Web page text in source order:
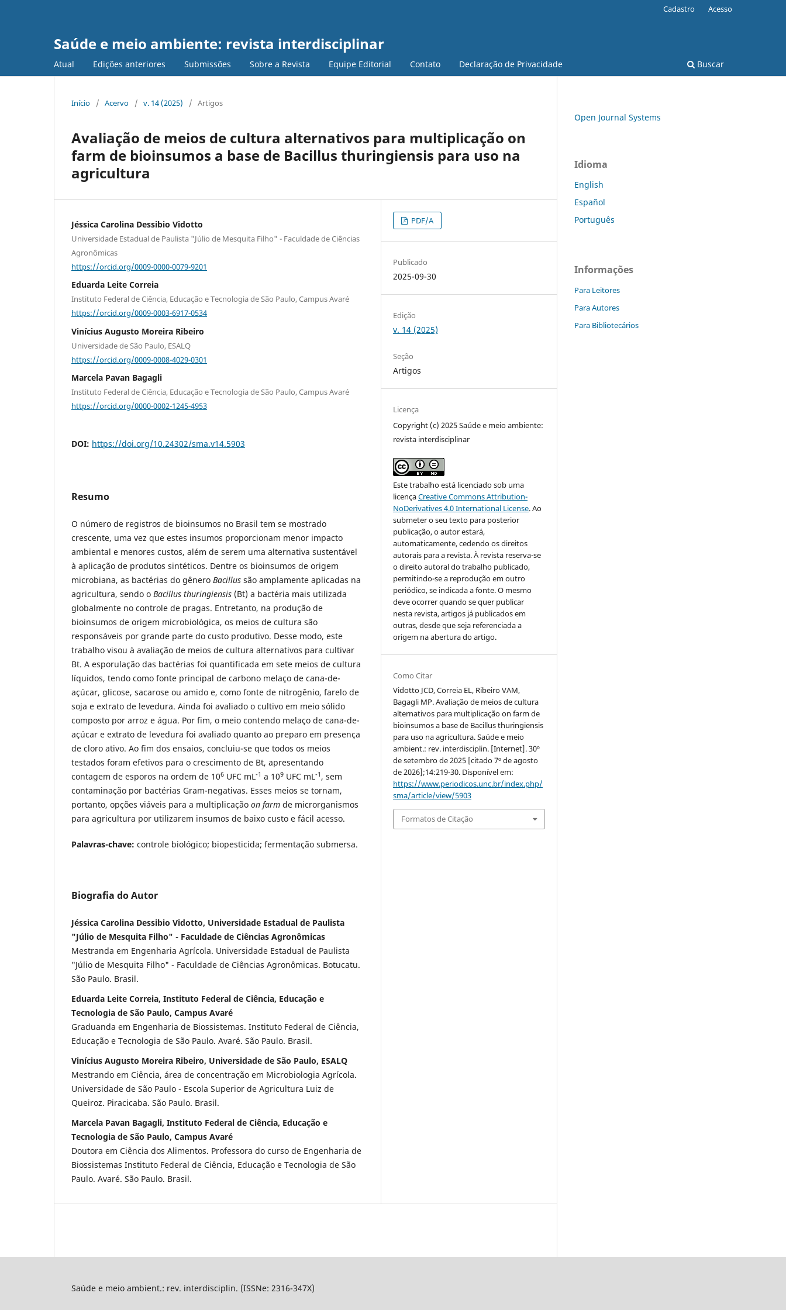
Saúde e meio ambiente: revista interdisciplinar
Atual Edições anteriores Submissões Sobre a Revista Equipe Editorial Contato Declaração de Privacidade Buscar
Cadastro Acesso
Início / Acervo / v. 14 (2025) / Artigos
Avaliação de meios de cultura alternativos para multiplicação on
farm de bioinsumos a base de Bacillus thuringiensis para uso na
agricultura
Jéssica Carolina Dessibio Vidotto
Universidade Estadual de Paulista "Júlio de Mesquita Filho" - Faculdade de Ciências
Agronômicas
https://orcid.org/0009-0000-0079-9201
Eduarda Leite Correia
Instituto Federal de Ciência, Educação e Tecnologia de São Paulo, Campus Avaré
https://orcid.org/0009-0003-6917-0534
Vinícius Augusto Moreira Ribeiro
Universidade de São Paulo, ESALQ
https://orcid.org/0009-0008-4029-0301
Marcela Pavan Bagagli
Instituto Federal de Ciência, Educação e Tecnologia de São Paulo, Campus Avaré
https://orcid.org/0000-0002-1245-4953
DOI: https://doi.org/10.24302/sma.v14.5903
Resumo
O número de registros de bioinsumos no Brasil tem se mostrado
crescente, uma vez que estes insumos proporcionam menor impacto
ambiental e menores custos, além de serem uma alternativa sustentável
à aplicação de produtos sintéticos. Dentre os bioinsumos de origem
microbiana, as bactérias do gênero Bacillus são amplamente aplicadas na
agricultura, sendo o Bacillus thuringiensis (Bt) a bactéria mais utilizada
globalmente no controle de pragas. Entretanto, na produção de
bioinsumos de origem microbiológica, os meios de cultura são
responsáveis por grande parte do custo produtivo. Desse modo, este
trabalho visou à avaliação de meios de cultura alternativos para cultivar
Bt. A esporulação das bactérias foi quantificada em sete meios de cultura
líquidos, tendo como fonte principal de carbono melaço de cana-de-
açúcar, glicose, sacarose ou amido e, como fonte de nitrogênio, farelo de
soja e extrato de levedura. Ainda foi avaliado o cultivo em meio sólido
composto por arroz e água. Por fim, o meio contendo melaço de cana-de-
açúcar e extrato de levedura foi avaliado quanto ao preparo em presença
de cloro ativo. Ao fim dos ensaios, concluiu-se que todos os meios
testados foram efetivos para o crescimento de Bt, apresentando
contagem de esporos na ordem de 106 UFC mL-1 a 109 UFC mL-1 , sem
contaminação por bactérias Gram-negativas. Esses meios se tornam,
portanto, opções viáveis para a multiplicação on farm de microrganismos
para agricultura por utilizarem insumos de baixo custo e fácil acesso.
Palavras-chave: controle biológico; biopesticida; fermentação submersa.
Biografia do Autor
Jéssica Carolina Dessibio Vidotto, Universidade Estadual de Paulista
"Júlio de Mesquita Filho" - Faculdade de Ciências Agronômicas
Mestranda em Engenharia Agrícola. Universidade Estadual de Paulista
"Júlio de Mesquita Filho" - Faculdade de Ciências Agronômicas. Botucatu.
São Paulo. Brasil.
Eduarda Leite Correia, Instituto Federal de Ciência, Educação e
Tecnologia de São Paulo, Campus Avaré
Graduanda em Engenharia de Biossistemas. Instituto Federal de Ciência,
Educação e Tecnologia de São Paulo. Avaré. São Paulo. Brasil.
Vinícius Augusto Moreira Ribeiro, Universidade de São Paulo, ESALQ
Mestrando em Ciência, área de concentração em Microbiologia Agrícola.
Universidade de São Paulo - Escola Superior de Agricultura Luiz de
Queiroz. Piracicaba. São Paulo. Brasil.
Marcela Pavan Bagagli, Instituto Federal de Ciência, Educação e
Tecnologia de São Paulo, Campus Avaré
Doutora em Ciência dos Alimentos. Professora do curso de Engenharia de
Biossistemas Instituto Federal de Ciência, Educação e Tecnologia de São
Paulo. Avaré. São Paulo. Brasil.
PDF/A
Publicado
2025-09-30
Edição
v. 14 (2025)
Seção
Artigos
Licença
Copyright (c) 2025 Saúde e meio ambiente:
revista interdisciplinar
Este trabalho está licenciado sob uma
licençaCreative Commons Attribution-
NoDerivatives 4.0 International License. Ao
submeter o seu texto para posterior
publicação, o autor estará,
automaticamente, cedendo os direitos
autorais para a revista. À revista reserva-se
o direito autoral do trabalho publicado,
permitindo-se a reprodução em outro
periódico, se indicada a fonte. O mesmo
deve ocorrer quando se quer publicar
nesta revista, artigos já publicados em
outras, desde que seja referenciada a
origem na abertura do artigo.
Como Citar
Vidotto JCD, Correia EL, Ribeiro VAM,
Bagagli MP. Avaliação de meios de cultura
alternativos para multiplicação on farm de
bioinsumos a base de Bacillus thuringiensis
para uso na agricultura. Saúde e meio
ambient.: rev. interdisciplin. [Internet]. 30º
de setembro de 2025 [citado 7º de agosto
de 2026];14:219-30. Disponível em:
https://www.periodicos.unc.br/index.php/
sma/article/view/5903
Formatos de Citação
Open Journal Systems
Idioma
English
Español
Português
Informações
Para Leitores
Para Autores
Para Bibliotecários
Saúde e meio ambient.: rev. interdisciplin. (ISSNe: 2316-347X)